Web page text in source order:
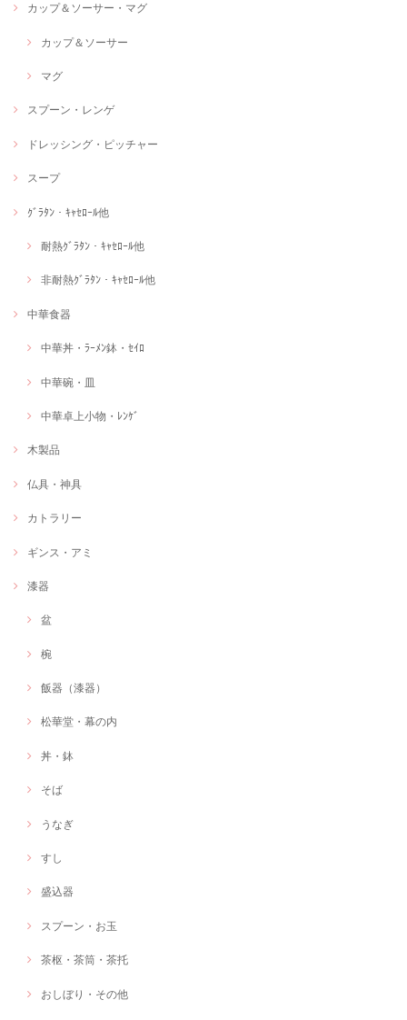
カップ＆ソーサー・マグ
カップ＆ソーサー
マグ
スプーン・レンゲ
ドレッシング・ピッチャー
スープ
ｸﾞﾗﾀﾝ・ｷｬｾﾛｰﾙ他
耐熱ｸﾞﾗﾀﾝ・ｷｬｾﾛｰﾙ他
非耐熱ｸﾞﾗﾀﾝ・ｷｬｾﾛｰﾙ他
中華食器
中華丼・ﾗｰﾒﾝ鉢・ｾｲﾛ
中華碗・皿
中華卓上小物・ﾚﾝｹﾞ
木製品
仏具・神具
カトラリー
ギンス・アミ
漆器
盆
椀
飯器（漆器）
松華堂・幕の内
丼・鉢
そば
うなぎ
すし
盛込器
スプーン・お玉
茶枢・茶筒・茶托
おしぼり・その他